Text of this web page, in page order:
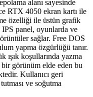
alanı sayesinde
RTX 4050 ekran kartı ile
özelliği ile üstün grafik
panel, oyunlarda ve
sağlar. Free DOS
yapma özgürlüğü tanır.
ışık koşullarında yazma
bir görünüm elde eden bu
Kullanıcı geri
ve soğutma